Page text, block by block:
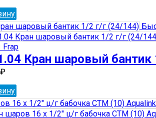
Кран шаровый бантик
₽